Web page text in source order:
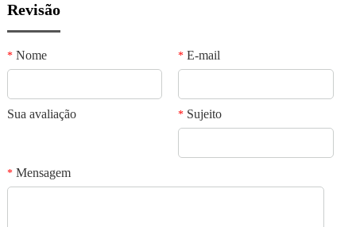
Revisão
*Nome *E-mail
Sua avaliação *Sujeito
*Mensagem